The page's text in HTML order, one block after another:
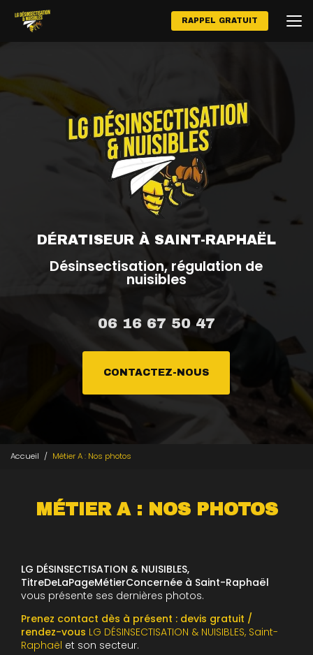
contenu
principal
RAPPEL GRATUIT
DÉRATISEUR À SAINT-RAPHAËL
Désinsectisation, régulation de
nuisibles
06 16 67 50 47
CONTACTEZ-NOUS
Accueil Métier A : Nos photos
MÉTIER A : NOS PHOTOS
LG DÉSINSECTISATION & NUISIBLES,
TitreDeLaPageMétierConcernée à Saint-Raphaël
vous présente ses dernières photos.
Prenez contact dès à présent : devis gratuit /
rendez-vous LG DÉSINSECTISATION & NUISIBLES, Saint-
Raphaël et son secteur.